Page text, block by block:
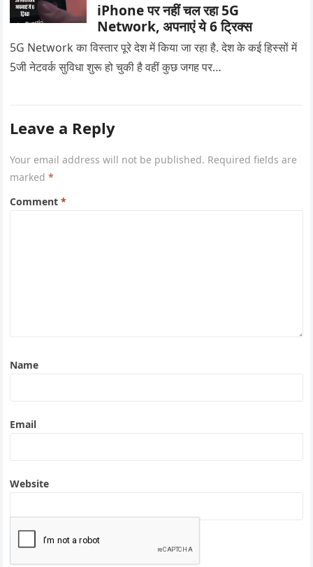
iPhone पर नहीं चल रहा 5G
Network, अपनाएं ये 6 ट्रिक्स
5G Network का विस्तार पूरे देश में किया जा रहा है. देश के कई हिस्सों में
5जी नेटवर्क सुविधा शुरू हो चुकी है वहीं कुछ जगह पर…
Leave a Reply
Your email address will not be published. Required fields are
marked*
Comment*
Name
Email
Website